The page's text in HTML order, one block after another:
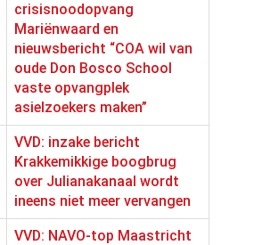
crisisnoodopvang
Mariënwaard en
nieuwsbericht “COA wil van
oude Don Bosco School
vaste opvangplek
asielzoekers maken”
VVD: inzake bericht
Krakkemikkige boogbrug
over Julianakanaal wordt
ineens niet meer vervangen
VVD: NAVO-top Maastricht